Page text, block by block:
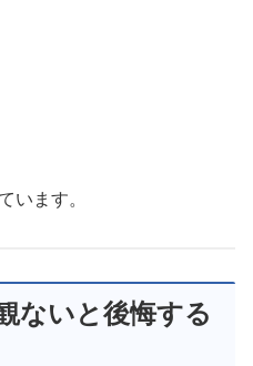
います。
ないと後悔する